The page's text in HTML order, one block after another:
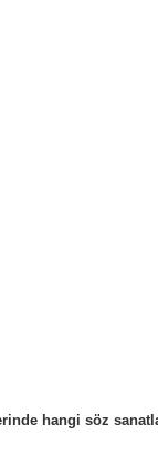
hangi söz